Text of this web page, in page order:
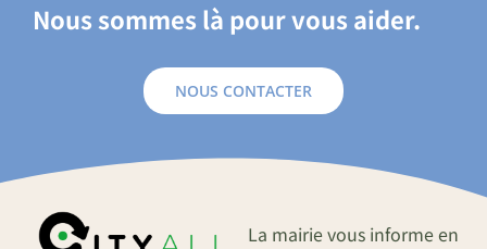
Nous sommes là pour vous aider.
NOUS CONTACTER
La mairie vous informe en